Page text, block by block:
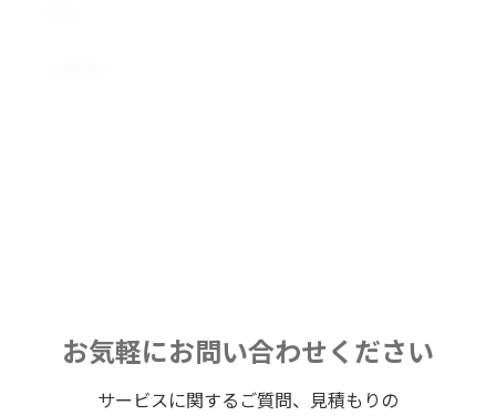
お気軽にお問い合わせください
サービスに関するご質問、見積もりの